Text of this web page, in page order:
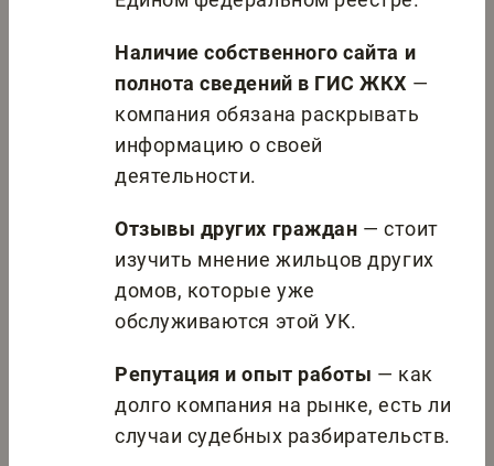
Наличие собственного сайта и
полнота сведений в ГИС ЖКХ —
компания обязана раскрывать
информацию о своей
деятельности.
Отзывы других граждан — стоит
изучить мнение жильцов других
домов, которые уже
обслуживаются этой УК.
Репутация и опыт работы — как
долго компания на рынке, есть ли
случаи судебных разбирательств.